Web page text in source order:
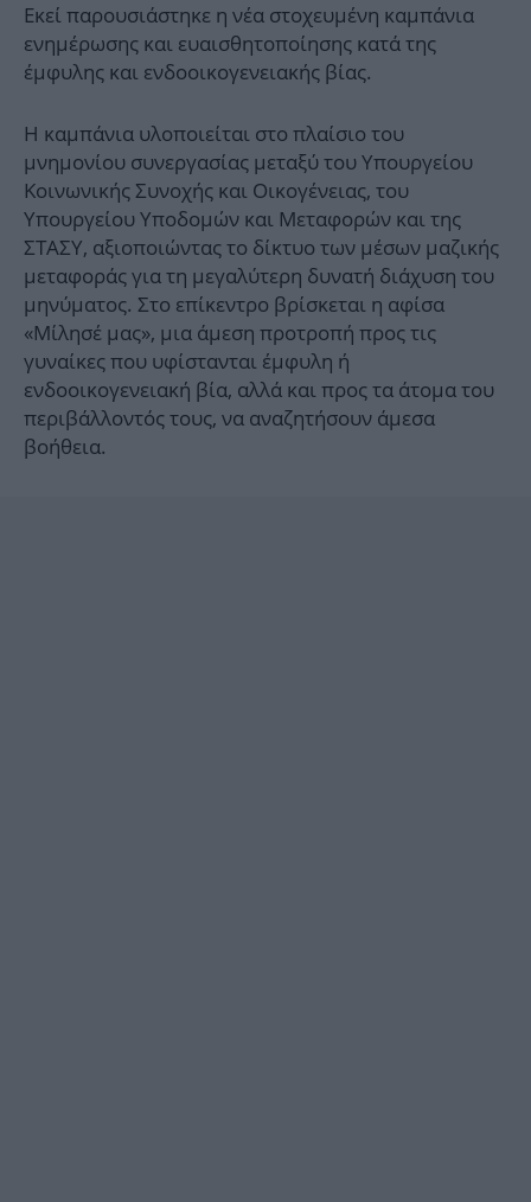
Εκεί παρουσιάστηκε η νέα στοχευμένη καμπάνια
ενημέρωσης και ευαισθητοποίησης κατά της
έμφυλης και ενδοοικογενειακής βίας.
Η καμπάνια υλοποιείται στο πλαίσιο του
μνημονίου συνεργασίας μεταξύ του Υπουργείου
Κοινωνικής Συνοχής και Οικογένειας, του
Υπουργείου Υποδομών και Μεταφορών και της
ΣΤΑΣΥ, αξιοποιώντας το δίκτυο των μέσων μαζικής
μεταφοράς για τη μεγαλύτερη δυνατή διάχυση του
μηνύματος. Στο επίκεντρο βρίσκεται η αφίσα
«Μίλησέ μας», μια άμεση προτροπή προς τις
γυναίκες που υφίστανται έμφυλη ή
ενδοοικογενειακή βία, αλλά και προς τα άτομα του
περιβάλλοντός τους, να αναζητήσουν άμεσα
βοήθεια.